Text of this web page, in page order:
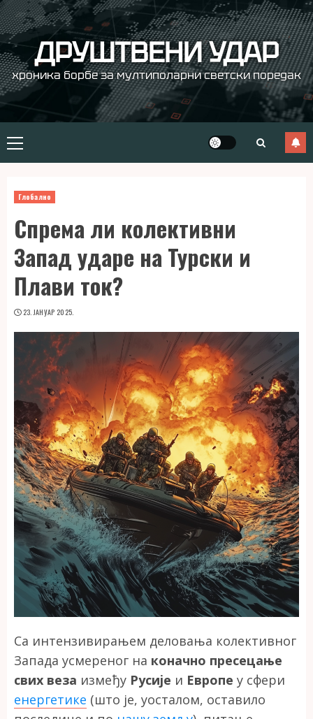
Skip
to
content ДРУШТВЕНИ УДАР
хроника борбе за мултиполарни светски поредак
Primary
Menu
Глобално
Спрема ли колективни
Запад ударе на Турски и
Плави ток?
23. ЈАНУАР 2025.
Са интензивирањем деловања колективног
Запада усмереног на коначно пресецање
свих веза између Русије и Европе у сфери
енергетике (што је, уосталом, оставило